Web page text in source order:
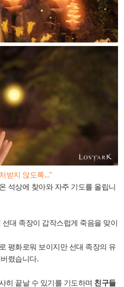
받지 않도록..."
석상에 찾아와 자주 기도를 올립니
대 족장이 갑작스럽게 죽음을 맞이
평화로워 보이지만 선대 족장의 유
렸습니다.
히 끝날 수 있기를 기도하며 친구들